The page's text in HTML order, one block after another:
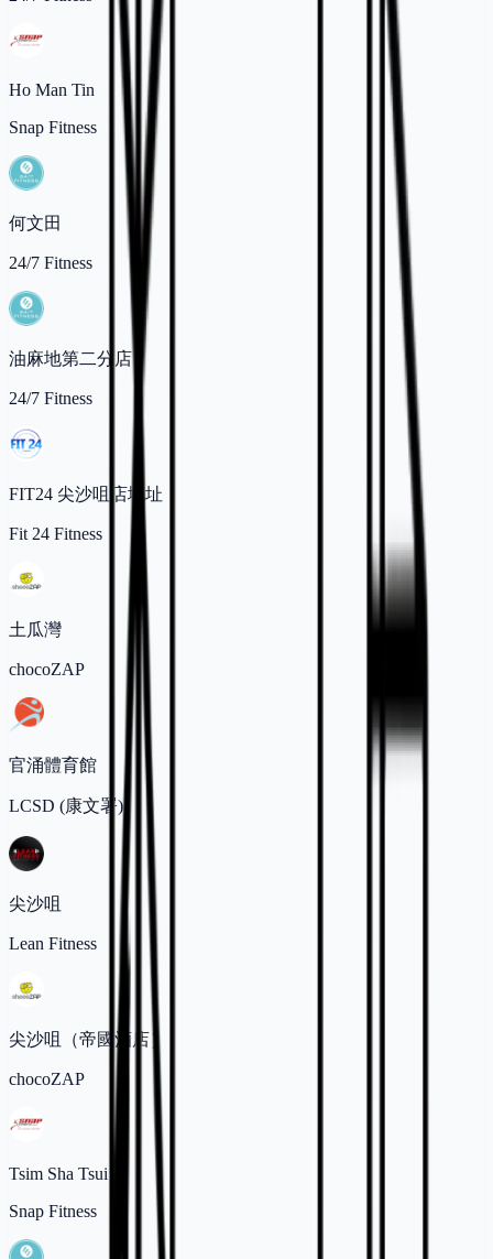
Ho Man Tin
Snap Fitness
何文田
24/7 Fitness
油麻地第二分店
24/7 Fitness
FIT24 尖沙咀店地址
Fit 24 Fitness
土瓜灣
chocoZAP
官涌體育館
LCSD (康文署)
尖沙咀
Lean Fitness
尖沙咀（帝國酒店）
chocoZAP
Tsim Sha Tsui
Snap Fitness